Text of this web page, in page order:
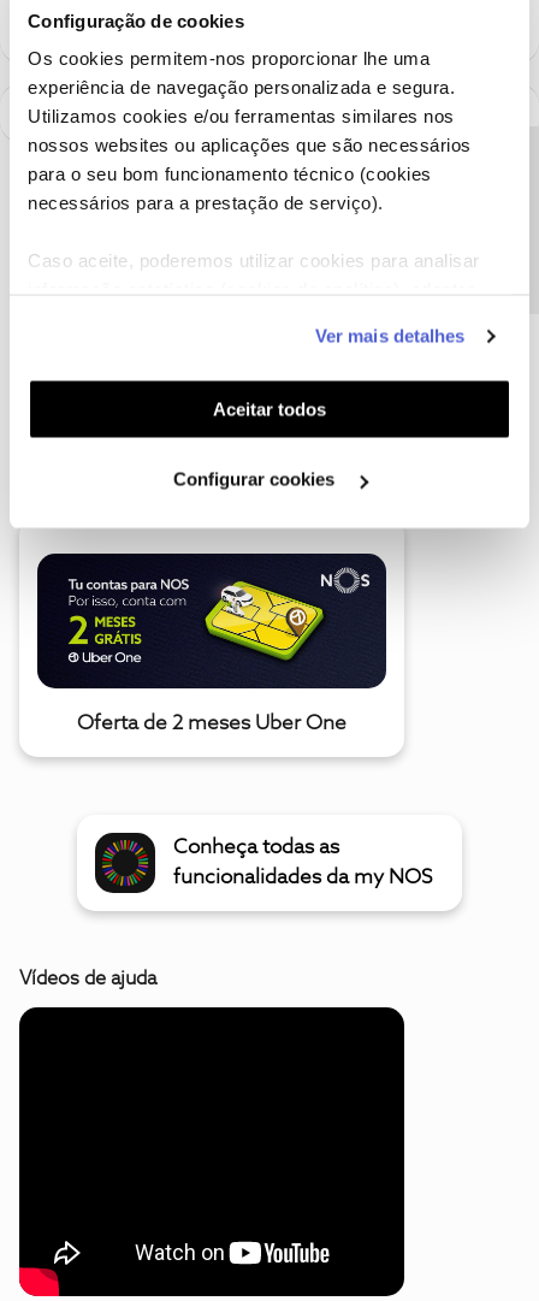
Configuração de cookies
Os cookies permitem-nos proporcionar lhe uma
experiência de navegação personalizada e segura.
Utilizamos cookies e/ou ferramentas similares nos
nossos websites ou aplicações que são necessários
para o seu bom funcionamento técnico (cookies
necessários para a prestação de serviço).
Caso aceite, poderemos utilizar cookies para analisar
funcionalidades (cookies de personalização e
funcionalidade) e adaptar anúncios aos seus interesses
(cookies de publicidade personalizada). Pode gerir a
utilização dos cookies clicando em "Configurar
Ver mais detalhes
Aceitar todos
Configurar cookies
A poupança que COMBINA
Oferta de 2 meses Uber One
Conheça todas as
funcionalidades da my NOS
Vídeos de ajuda